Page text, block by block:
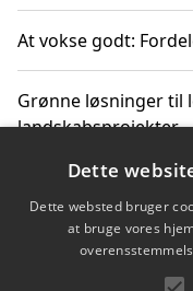
At vokse godt:
Grønne løsninger
landskabsprojekter
Gør haven til et
Dette
Dette websted bruger
at bruge vores